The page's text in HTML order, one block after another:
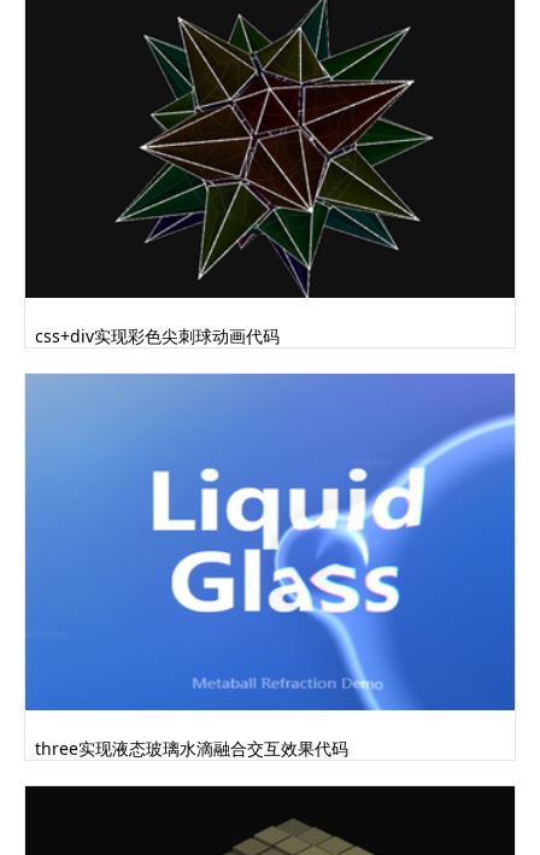
css+div实现彩色尖刺球动画代码
three实现液态玻璃水滴融合交互效果代码